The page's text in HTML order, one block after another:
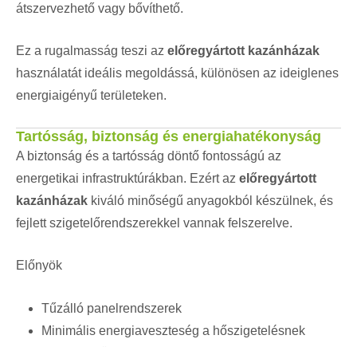
átszervezhető vagy bővíthető.
Ez a rugalmasság teszi az előregyártott kazánházak
használatát ideális megoldássá, különösen az ideiglenes
energiaigényű területeken.
Tartósság, biztonság és energiahatékonyság
A biztonság és a tartósság döntő fontosságú az
energetikai infrastruktúrákban. Ezért az előregyártott
kazánházak kiváló minőségű anyagokból készülnek, és
fejlett szigetelőrendszerekkel vannak felszerelve.
Előnyök
Tűzálló panelrendszerek
Minimális energiaveszteség a hőszigetelésnek